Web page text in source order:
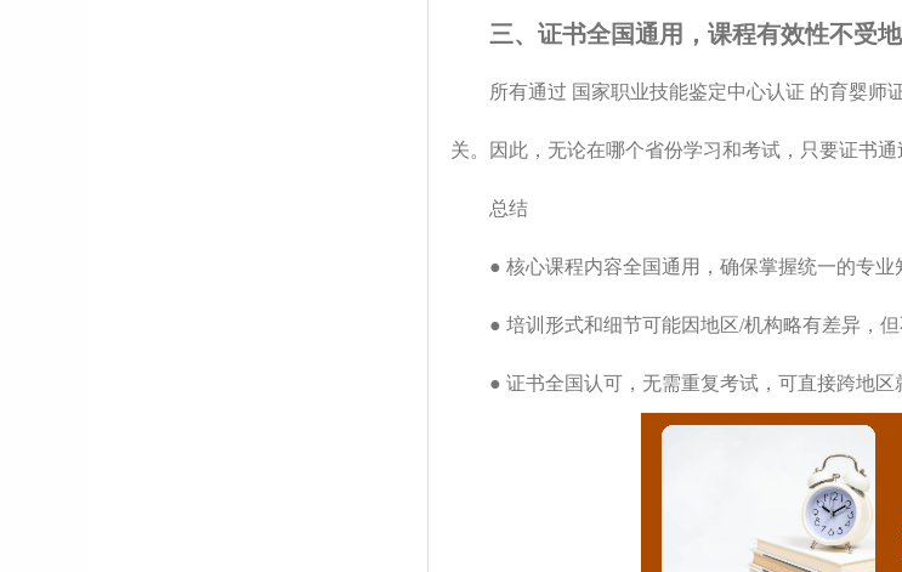
三、证书全国通用，课程有效性不受
所有通过 国家职业技能鉴定中心认证 的育婴师
关。因此，无论在哪个省份学习和考试，只要证书
总结
● 核心课程内容全国通用，确保掌握统一的专业
● 培训形式和细节可能因地区/机构略有差异，但
● 证书全国认可，无需重复考试，可直接跨地区